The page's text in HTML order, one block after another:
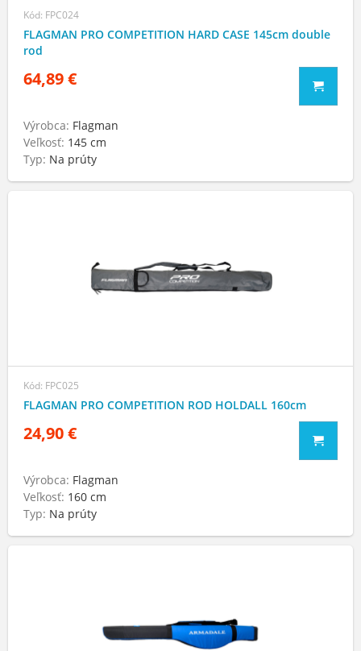
Kód: FPC024
FLAGMAN PRO COMPETITION HARD CASE 145cm double
rod
64,89 €
Výrobca: Flagman
Veľkosť: 145 cm
Typ: Na prúty
Kód: FPC025
FLAGMAN PRO COMPETITION ROD HOLDALL 160cm
24,90 €
Výrobca: Flagman
Veľkosť: 160 cm
Typ: Na prúty